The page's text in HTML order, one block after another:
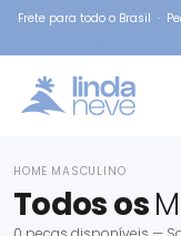
Frete para todo o Brasil ·
HOME MASCULINO
Todos os